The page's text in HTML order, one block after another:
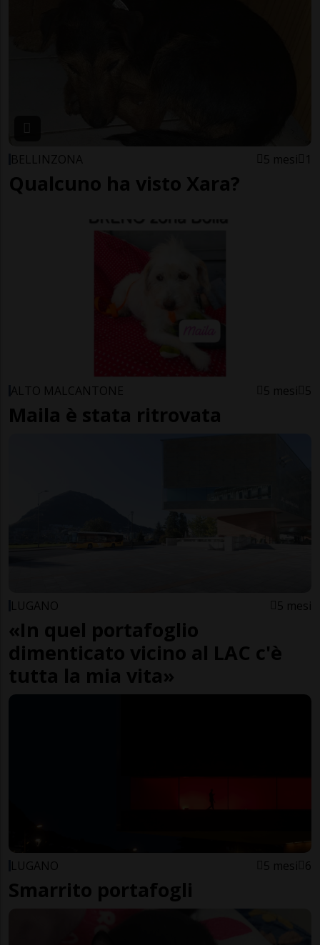
BELLINZONA 5 mesi 1
Qualcuno ha visto Xara?
ALTO MALCANTONE 5 mesi 5
Maila è stata ritrovata
LUGANO 5 mesi
«In quel portafoglio
dimenticato vicino al LAC c'è
tutta la mia vita»
LUGANO 5 mesi 6
Smarrito portafogli